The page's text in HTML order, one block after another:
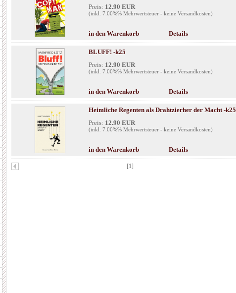
Preis: 12.90 EUR
(inkl. 7.00%% Mehrwertsteuer - keine Versandkosten)
in den Warenkorb Details
BLUFF! -k25
Preis: 12.90 EUR
(inkl. 7.00%% Mehrwertsteuer - keine Versandkosten)
in den Warenkorb Details
Heimliche Regenten als Drahtzierher der Macht -k25
Preis: 12.90 EUR
(inkl. 7.00%% Mehrwertsteuer - keine Versandkosten)
in den Warenkorb Details
[1]